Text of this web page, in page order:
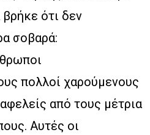
ότι δεν
σοβαρά:
πολλοί χαρούμενους
από τους μέτρια
Αυτές οι